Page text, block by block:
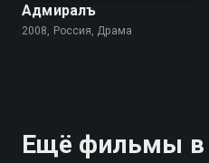
Адмиралъ
2008, Россия, Драма
Ещё фильмы в